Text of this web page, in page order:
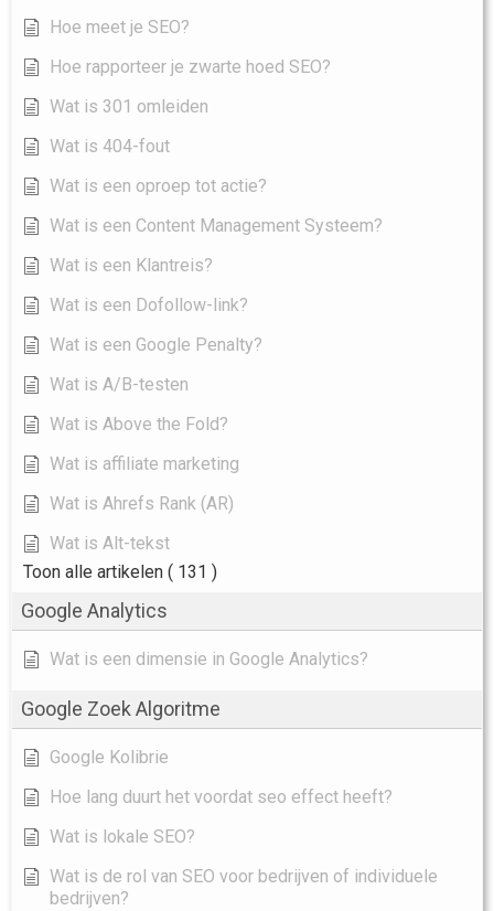
Hoe meet je SEO?
Hoe rapporteer je zwarte hoed SEO?
Wat is 301 omleiden
Wat is 404-fout
Wat is een oproep tot actie?
Wat is een Content Management Systeem?
Wat is een Klantreis?
Wat is een Dofollow-link?
Wat is een Google Penalty?
Wat is A/B-testen
Wat is Above the Fold?
Wat is affiliate marketing
Wat is Ahrefs Rank (AR)
Wat is Alt-tekst
Toon alle artikelen ( 131 )
Google Analytics
Wat is een dimensie in Google Analytics?
Google Zoek Algoritme
Google Kolibrie
Hoe lang duurt het voordat seo effect heeft?
Wat is lokale SEO?
Wat is de rol van SEO voor bedrijven of individuele
bedrijven?